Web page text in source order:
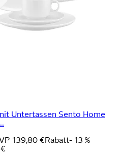
Untertassen Sento Home
139,80 €Rabatt- 13 %